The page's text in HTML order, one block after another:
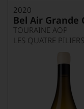
2020
Bel Air Grande
TOURAINE AOP
LES QUATRE PILIERS